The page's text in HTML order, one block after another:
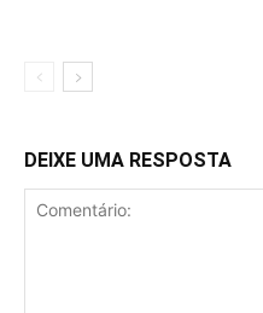
DEIXE UMA RESPOSTA